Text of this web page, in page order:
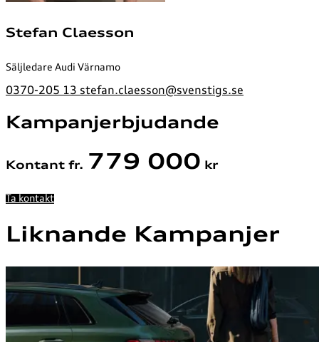
Stefan Claesson
Säljledare Audi Värnamo
0370-205 13 stefan.claesson@svenstigs.se
Kampanjerbjudande
Kontant fr. 779 000 kr
Ta kontakt
Liknande Kampanjer